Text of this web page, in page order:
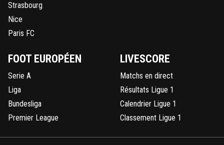
Strasbourg
Nice
Paris FC
FOOT EUROPÉEN
Serie A
Liga
Bundesliga
Premier League
LIVESCORE
Matchs en direct
Résultats Ligue 1
Calendrier Ligue 1
Classement Ligue 1